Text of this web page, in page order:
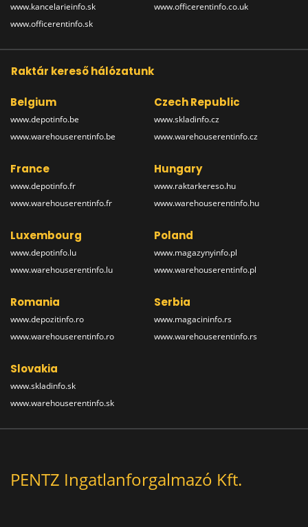
www.kancelarieinfo.sk
www.officerentinfo.sk
www.officerentinfo.co.uk
Raktár kereső hálózatunk
Belgium
www.depotinfo.be
www.warehouserentinfo.be
Czech Republic
www.skladinfo.cz
www.warehouserentinfo.cz
France
www.depotinfo.fr
www.warehouserentinfo.fr
Hungary
www.raktarkereso.hu
www.warehouserentinfo.hu
Luxembourg
www.depotinfo.lu
www.warehouserentinfo.lu
Poland
www.magazynyinfo.pl
www.warehouserentinfo.pl
Romania
www.depozitinfo.ro
www.warehouserentinfo.ro
Serbia
www.magacininfo.rs
www.warehouserentinfo.rs
Slovakia
www.skladinfo.sk
www.warehouserentinfo.sk
PENTZ Ingatlanforgalmazó Kft.